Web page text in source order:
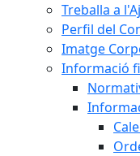
Treballa a
Perfil del
Imatge
Informació